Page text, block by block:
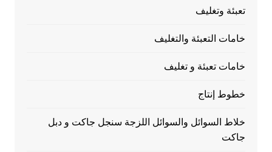
تعبئة وتغليف
خامات التعبئة والتغليف
خامات تعبئة و تغليف
خطوط إنتاج
خلاط السوائل والسوائل اللزجة سنجل جاكت و دبل
جاكت